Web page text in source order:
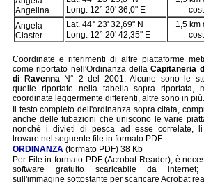
Angelina
Long. 12° 20' 36,0" E
Angela-
Claster
Lat. 44° 23' 32,69" N
Long. 12° 20' 42,35" E
1,5 km
Coordinate e riferimenti di altre piattaforme
come riportato nell'Ordinanza dellaCapitaneria
di RavennaN° 2 del 2001. Alcune sono le
quelle riportate nella tabella sopra riportata,
coordinate leggermente differenti, altre sono in più.
Il testo completo dell'ordinanza sopra citata,
anche delle tubazioni che uniscono le varie
nonchè i divieti di pesca ad esse correlate, li
trovare nel seguente file in formato PDF.
ORDINANZA (formato PDF) 38 Kb
Per File in formato PDF (Acrobat Reader), è
software gratuito scaricabile da internet;
sull'immagine sottostante per scaricare Acrobat